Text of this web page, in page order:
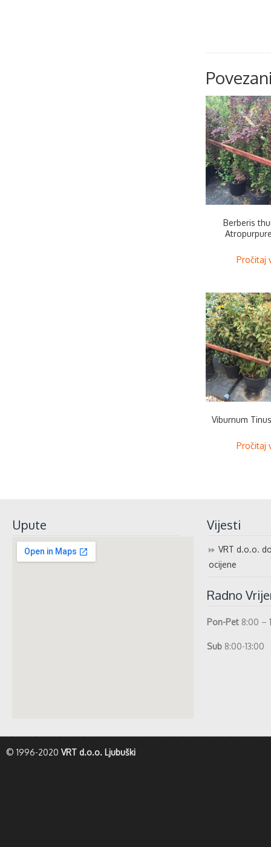
Berberis
Pročitaj
Viburnum
Pročitaj
Upute Vijesti
VRT d.o.o.
ocijene
Radno
Pon-Pet 8:00 –
Sub 8:00-13:00
© 1996-2020 VRT d.o.o. Ljubuški